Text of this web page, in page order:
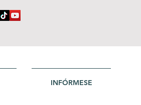
INFÓRMESE